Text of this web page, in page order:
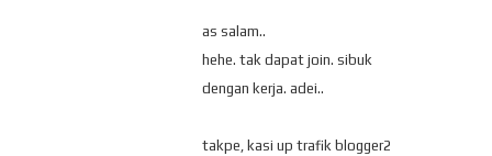
as salam..
hehe. tak dapat join. sibuk
dengan kerja. adei..
takpe, kasi up trafik blogger2